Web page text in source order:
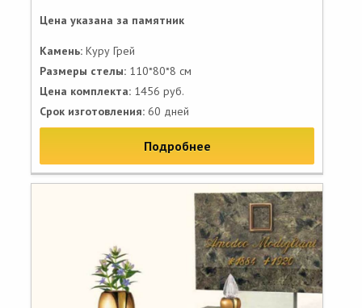
Цена указана за памятник
Камень: Куру Грей
Размеры стелы: 110*80*8 см
Цена комплекта: 1456 руб.
Срок изготовления: 60 дней
Подробнее